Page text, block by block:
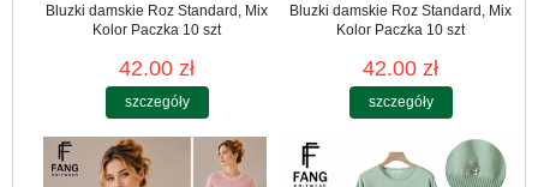
Bluzki damskie Roz Standard, Mix
Kolor Paczka 10 szt
42.00 zł
szczegóły
Bluzki damskie Roz Standard, Mix
Kolor Paczka 10 szt
42.00 zł
szczegóły